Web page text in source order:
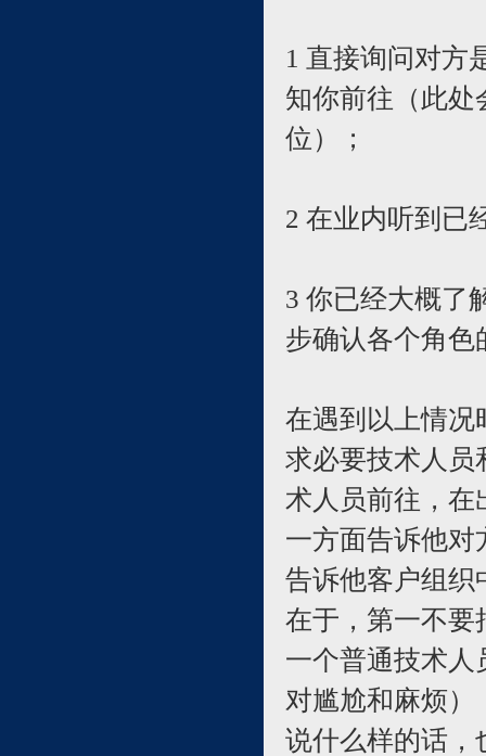
1 直接询问对方
知你前往（此处
位）；
2 在业内听到已
3 你已经大概了
步确认各个角色
在遇到以上情况
求必要技术人员
术人员前往，在
一方面告诉他对
告诉他客户组织
在于，第一不要
一个普通技术人
对尴尬和麻烦
说什么样的话，